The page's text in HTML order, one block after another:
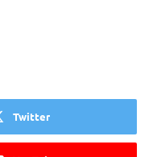
Twitter